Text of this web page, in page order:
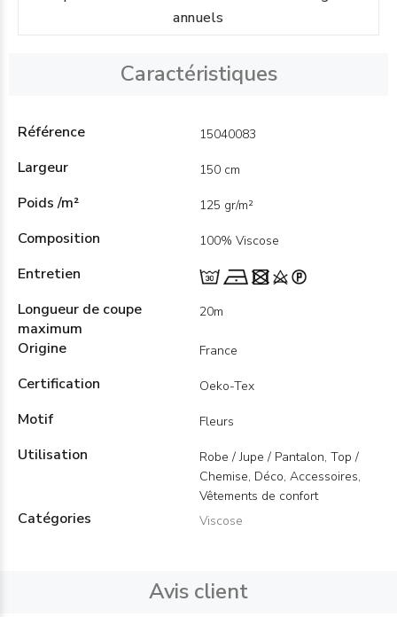
annuels
Caractéristiques
Référence 15040083
Largeur 150 cm
Poids /m² 125 gr/m²
Composition 100% Viscose
Entretien
Longueur de coupe
maximum
20m
Origine France
Certification Oeko-Tex
Motif Fleurs
Utilisation
Robe / Jupe / Pantalon, Top /
Chemise, Déco, Accessoires,
Vêtements de confort
Catégories Viscose
Avis client